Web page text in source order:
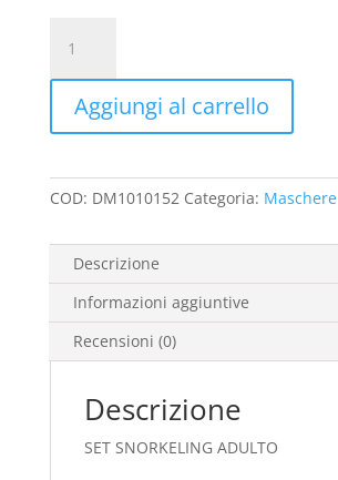
Combo
Onda
Mexico
quantità
Aggiungi al carrello
COD: DM1010152 Categoria: Maschere
Descrizione
Informazioni aggiuntive
Recensioni (0)
Descrizione
SET SNORKELING ADULTO